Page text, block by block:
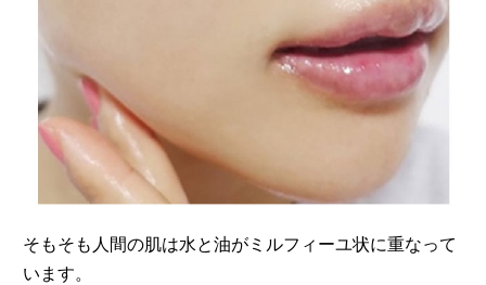
そもそも人間の肌は水と油がミルフィーユ状に重なって
います。